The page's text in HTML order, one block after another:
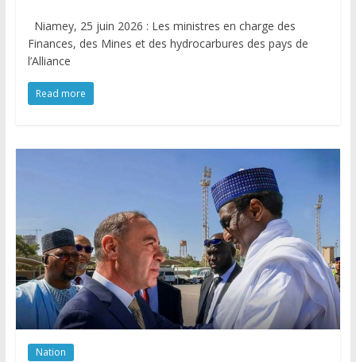
Niamey, 25 juin 2026 : Les ministres en charge des
Finances, des Mines et des hydrocarbures des pays de
l’Alliance
Read more
Nation